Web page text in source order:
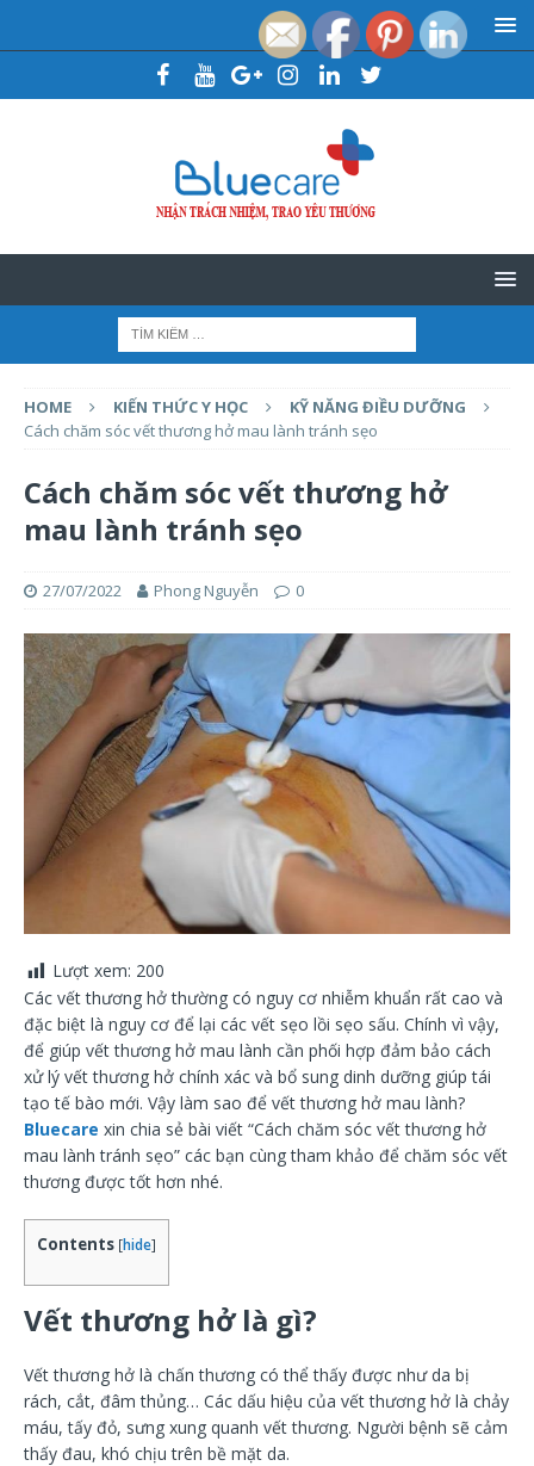
HOME KIẾN THỨC Y HỌC
KỸ NĂNG ĐIỀU DƯỠNG
Cách chăm sóc vết thương hở mau lành tránh sẹo
Cách chăm sóc vết thương hở
mau lành tránh sẹo
27/07/2022 Phong Nguyễn 0
Lượt xem: 200
Các vết thương hở thường có nguy cơ nhiễm khuẩn rất cao và
đặc biệt là nguy cơ để lại các vết sẹo lồi sẹo sấu. Chính vì vậy,
để giúp vết thương hở mau lành cần phối hợp đảm bảo cách
xử lý vết thương hở chính xác và bổ sung dinh dưỡng giúp tái
tạo tế bào mới. Vậy làm sao để vết thương hở mau lành?
Bluecare xin chia sẻ bài viết “Cách chăm sóc vết thương hở
mau lành tránh sẹo” các bạn cùng tham khảo để chăm sóc vết
thương được tốt hơn nhé.
Contents [hide]
Vết thương hở là gì?
Vết thương hở là chấn thương có thể thấy được như da bị
rách, cắt, đâm thủng… Các dấu hiệu của vết thương hở là chảy
máu, tấy đỏ, sưng xung quanh vết thương. Người bệnh sẽ cảm
thấy đau, khó chịu trên bề mặt da.